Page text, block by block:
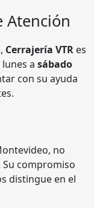
Atención
Cerrajería VTR es
a sábado
con su ayuda
no
Su compromiso
distingue en el